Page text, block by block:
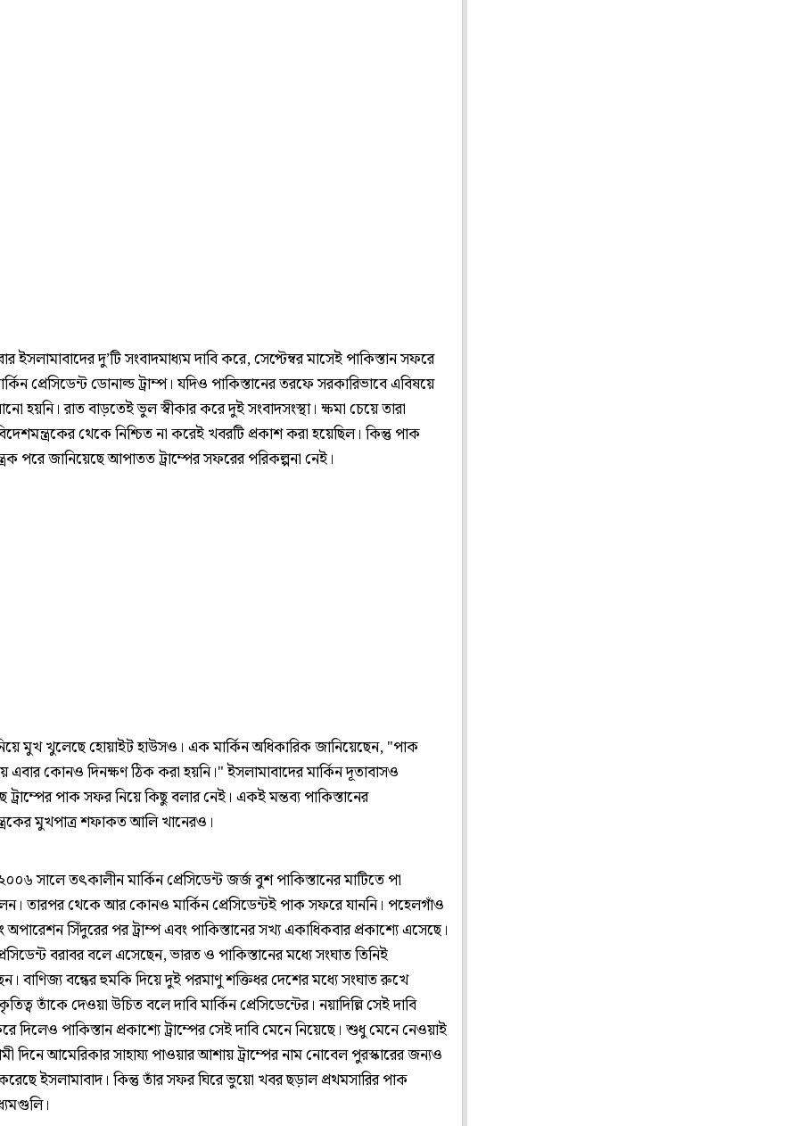
ইসলামাবাদের দু’টি সংবাদমাধ্যম দাবি করে, সেপ্টেম্বর মাসেই পাকিস্তান সফরে
প্রেসিডেন্ট ডোনাল্ড ট্রাম্প। যদিও পাকিস্তানের তরফে সরকারিভাবে এবিষয়ে
হয়নি। রাত বাড়তেই ভুল স্বীকার করে দুই সংবাদসংস্থা। ক্ষমা চেয়ে তারা
থেকে নিশ্চিত না করেই খবরটি প্রকাশ করা হয়েছিল। কিন্তু পাক
পরে জানিয়েছে আপাতত ট্রাম্পের সফরের পরিকল্পনা নেই।
মুখ খুলেছে হোয়াইট হাউসও। এক মার্কিন অধিকারিক জানিয়েছেন, "পাক
এবার কোনও দিনক্ষণ ঠিক করা হয়নি।" ইসলামাবাদের মার্কিন দূতাবাসও
ট্রাম্পের পাক সফর নিয়ে কিছু বলার নেই। একই মন্তব্য পাকিস্তানের
মুখপাত্র শফাকত আলি খানেরও।
সালে তৎকালীন মার্কিন প্রেসিডেন্ট জর্জ বুশ পাকিস্তানের মাটিতে পা
তারপর থেকে আর কোনও মার্কিন প্রেসিডেন্টই পাক সফরে যাননি। পহেলগাঁও
অপারেশন সিঁদুরের পর ট্রাম্প এবং পাকিস্তানের সখ্য একাধিকবার প্রকাশ্যে এসেছে।
বরাবর বলে এসেছেন, ভারত ও পাকিস্তানের মধ্যে সংঘাত তিনিই
বাণিজ্য বন্ধের হুমকি দিয়ে দুই পরমাণু শক্তিধর দেশের মধ্যে সংঘাত রুখে
তাঁকে দেওয়া উচিত বলে দাবি মার্কিন প্রেসিডেন্টের। নয়াদিল্লি সেই দাবি
দিলেও পাকিস্তান প্রকাশ্যে ট্রাম্পের সেই দাবি মেনে নিয়েছে। শুধু মেনে নেওয়াই
দিনে আমেরিকার সাহায্য পাওয়ার আশায় ট্রাম্পের নাম নোবেল পুরস্কারের জন্যও
ইসলামাবাদ। কিন্তু তাঁর সফর ঘিরে ভুয়ো খবর ছড়াল প্রথমসারির পাক